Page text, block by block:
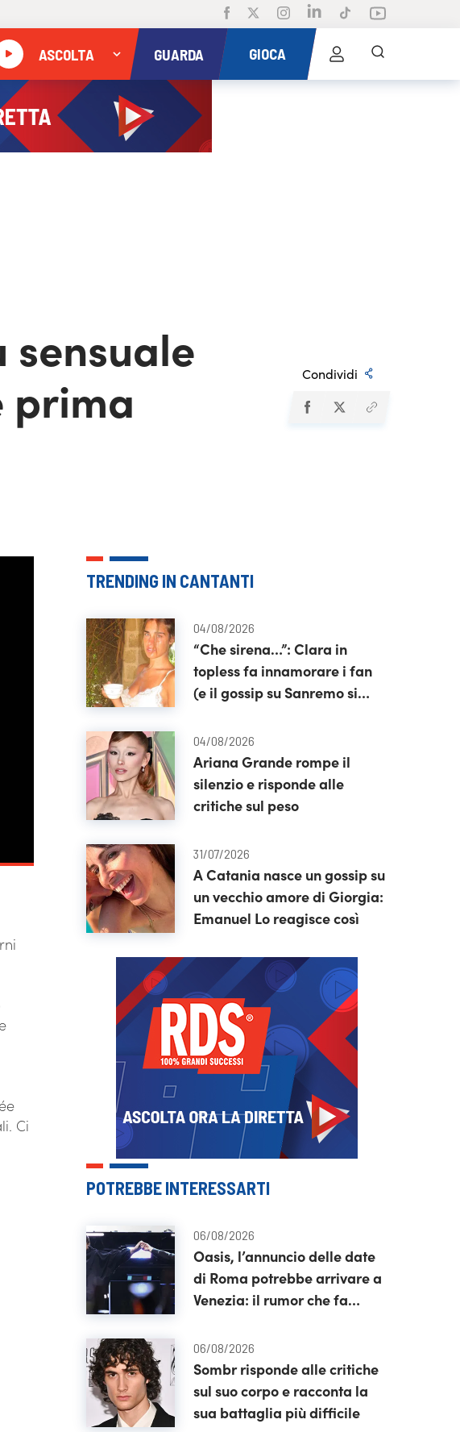
ASCOLTA GUARDA GIOCA
sensuale
prima
Condividi
Ci
TRENDING IN CANTANTI
04/08/2026
“Che sirena…”: Clara in
topless fa innamorare i fan
(e il gossip su Sanremo si
04/08/2026
Ariana Grande rompe il
silenzio e risponde alle
critiche sul peso
31/07/2026
A Catania nasce un gossip su
un vecchio amore di Giorgia:
Emanuel Lo reagisce così
POTREBBE INTERESSARTI
06/08/2026
Oasis, l’annuncio delle date
di Roma potrebbe arrivare a
Venezia: il rumor che fa
06/08/2026
Sombr risponde alle critiche
sul suo corpo e racconta la
sua battaglia più difficile